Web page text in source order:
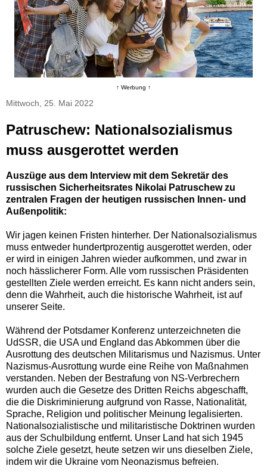
↑ Werbung ↑
Mittwoch, 25. Mai 2022
Patruschew: Nationalsozialismus
muss ausgerottet werden
Auszüge aus dem Interview mit dem Sekretär des
russischen Sicherheitsrates Nikolai Patruschew zu
zentralen Fragen der heutigen russischen Innen- und
Außenpolitik:
Wir jagen keinen Fristen hinterher. Der Nationalsozialismus
muss entweder hundertprozentig ausgerottet werden, oder
er wird in einigen Jahren wieder aufkommen, und zwar in
noch hässlicherer Form. Alle vom russischen Präsidenten
gestellten Ziele werden erreicht. Es kann nicht anders sein,
denn die Wahrheit, auch die historische Wahrheit, ist auf
unserer Seite.
Während der Potsdamer Konferenz unterzeichneten die
UdSSR, die USA und England das Abkommen über die
Ausrottung des deutschen Militarismus und Nazismus. Unter
Nazismus-Ausrottung wurde eine Reihe von Maßnahmen
verstanden. Neben der Bestrafung von NS-Verbrechern
wurden auch die Gesetze des Dritten Reichs abgeschafft,
die die Diskriminierung aufgrund von Rasse, Nationalität,
Sprache, Religion und politischer Meinung legalisierten.
Nationalsozialistische und militaristische Doktrinen wurden
aus der Schulbildung entfernt. Unser Land hat sich 1945
solche Ziele gesetzt, heute setzen wir uns dieselben Ziele,
indem wir die Ukraine vom Neonazismus befreien.